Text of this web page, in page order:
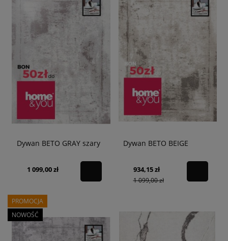
Dywan BETO GRAY szary
1 099,00 zł
Dywan BETO BEIGE
934,15 zł
1 099,00 zł
PROMOCJA
NOWOŚĆ